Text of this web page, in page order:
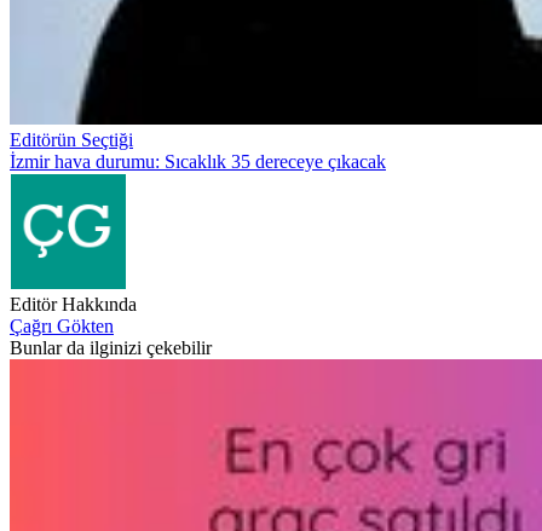
Editörün Seçtiği
İzmir hava durumu: Sıcaklık 35 dereceye çıkacak
Editör Hakkında
Çağrı Gökten
Bunlar da ilginizi çekebilir